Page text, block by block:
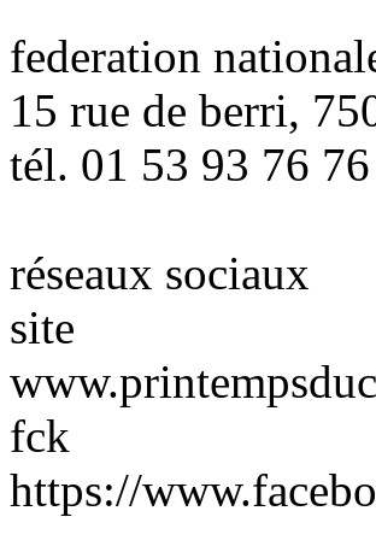
federation
15 rue de berri,
tél. 01 53 93 76 76
réseaux sociaux
site
fck
https://